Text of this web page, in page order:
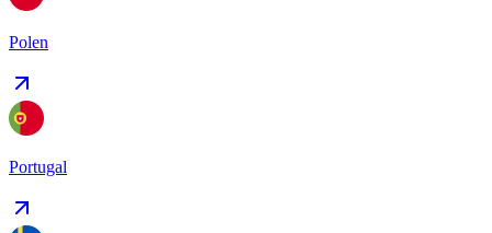
Polen
Portugal